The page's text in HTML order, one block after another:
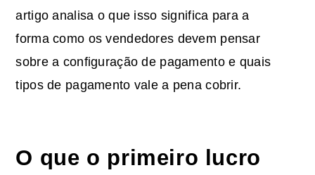
artigo analisa o que isso significa para a
forma como os vendedores devem pensar
sobre a configuração de pagamento e quais
tipos de pagamento vale a pena cobrir.
O que o primeiro lucro